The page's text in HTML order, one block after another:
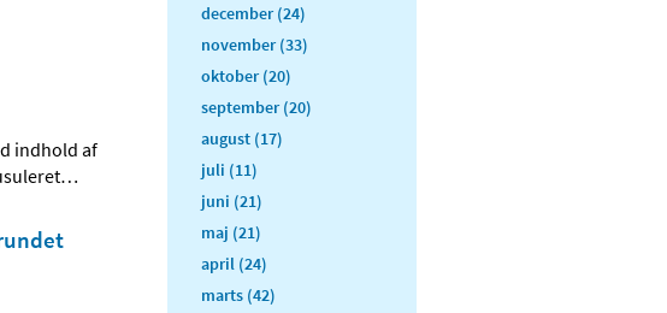
indhold af
…
december (24)
november (33)
oktober (20)
september (20)
august (17)
juli (11)
juni (21)
maj (21)
april (24)
marts (42)